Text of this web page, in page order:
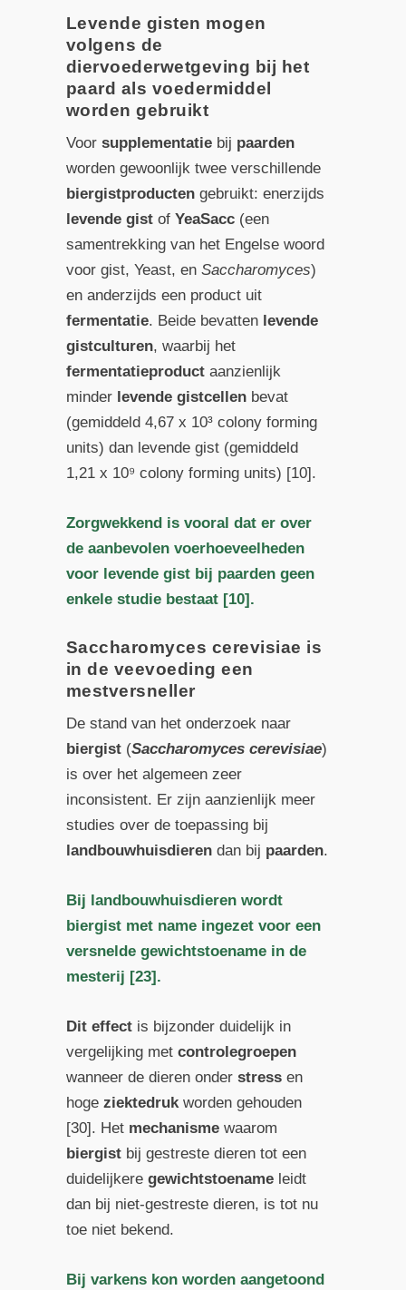
Levende gisten mogen
volgens de
diervoederwetgeving bij het
paard als voedermiddel
worden gebruikt
Voor supplementatiebij paarden
worden gewoonlijk twee verschillende
biergistproductengebruikt: enerzijds
levende gistof YeaSacc(een
samentrekking van het Engelse woord
voor gist, Yeast, en Saccharomyces)
en anderzijds een product uit
fermentatie. Beide bevatten levende
gistculturen, waarbij het
fermentatieproductaanzienlijk
minder levende gistcellenbevat
(gemiddeld 4,67 x 10³ colony forming
units) dan levende gist (gemiddeld
1,21 x 10⁹ colony forming units) [10].
Zorgwekkend is vooral dat er over
de aanbevolen voerhoeveelheden
voor levende gist bij paarden geen
enkele studie bestaat [10].
Saccharomyces cerevisiae is
in de veevoeding een
mestversneller
De stand van het onderzoek naar
biergist(Saccharomyces cerevisiae)
is over het algemeen zeer
inconsistent. Er zijn aanzienlijk meer
studies over de toepassing bij
landbouwhuisdierendan bij paarden.
Bij landbouwhuisdieren wordt
biergist met name ingezet voor een
versnelde gewichtstoename in de
mesterij [23].
Dit effectis bijzonder duidelijk in
vergelijking met controlegroepen
wanneer de dieren onder stressen
hoge ziektedrukworden gehouden
[30]. Het mechanismewaarom
biergistbij gestreste dieren tot een
duidelijkere gewichtstoenameleidt
dan bij niet-gestreste dieren, is tot nu
toe niet bekend.
Bij varkens kon worden aangetoond